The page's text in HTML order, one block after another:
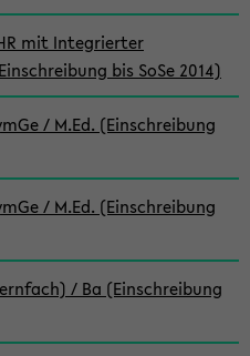
mit Integrierter
bis SoSe 2014)
/ M.Ed. (Einschreibung
/ M.Ed. (Einschreibung
/ Ba (Einschreibung